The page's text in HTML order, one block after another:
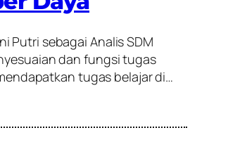
Putri sebagai Analis SDM
dan fungsi tugas
tugas belajar di…